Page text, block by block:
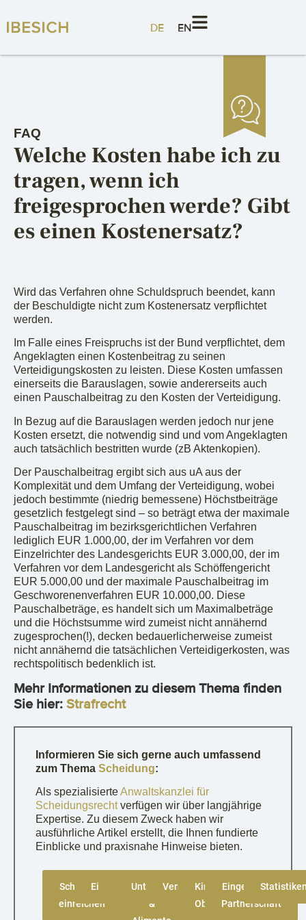
DE EN
FAQ
Welche Kosten habe ich zu
tragen, wenn ich
freigesprochen werde? Gibt
es einen Kostenersatz?
Wird das Verfahren ohne Schuldspruch beendet, kann
der Beschuldigte nicht zum Kostenersatz verpflichtet
werden.
Im Falle eines Freispruchs ist der Bund verpflichtet, dem
Angeklagten einen Kostenbeitrag zu seinen
Verteidigungskosten zu leisten. Diese Kosten umfassen
einerseits die Barauslagen, sowie andererseits auch
einen Pauschalbeitrag zu den Kosten der Verteidigung.
In Bezug auf die Barauslagen werden jedoch nur jene
Kosten ersetzt, die notwendig sind und vom Angeklagten
auch tatsächlich bestritten wurde (zB Aktenkopien).
Der Pauschalbeitrag ergibt sich aus uA aus der
Komplexität und dem Umfang der Verteidigung, wobei
jedoch bestimmte (niedrig bemessene) Höchstbeiträge
gesetzlich festgelegt sind – so beträgt etwa der maximale
Pauschalbeitrag im bezirksgerichtlichen Verfahren
lediglich EUR 1.000,00, der im Verfahren vor dem
Einzelrichter des Landesgerichts EUR 3.000,00, der im
Verfahren vor dem Landesgericht als Schöffengericht
EUR 5.000,00 und der maximale Pauschalbeitrag im
Geschworenenverfahren EUR 10.000,00. Diese
Pauschalbeträge, es handelt sich um Maximalbeträge
und die Höchstsumme wird zumeist nicht annähernd
zugesprochen(!), decken bedauerlicherweise zumeist
nicht annähernd die tatsächlichen Verteidigerkosten, was
rechtspolitisch bedenklich ist.
Mehr Informationen zu diesem Thema finden
Sie hier: Strafrecht
Informieren Sie sich gerne auch umfassend
zum Thema Scheidung:
Als spezialisierteAnwaltskanzlei für
Scheidungsrechtverfügen wir über langjährige
Expertise. Zu diesem Zweck haben wir
ausführliche Artikel erstellt, die Ihnen fundierte
Einblicke und praxisnahe Hinweise bieten.
Scheidung
einreichen
Einvernehmlich
Strittig
Unterhalt
&
Vermögensaufteilung
Kinder &
Obsorge
Eingetragene
Partnerschaft